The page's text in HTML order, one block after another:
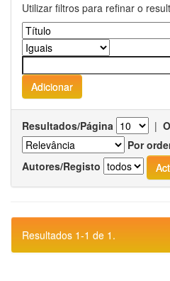
Utilizar filtros para refinar o
Resultados/Página |
Por
Autores/Registo
Resultados 1-1 de 1.